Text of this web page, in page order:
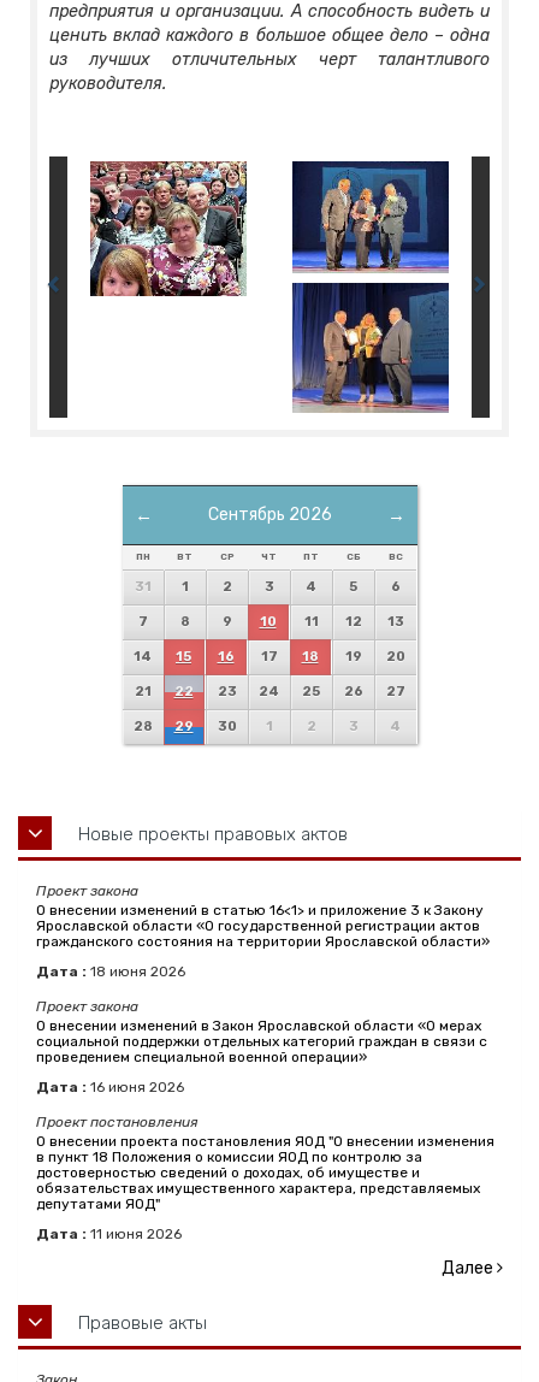
предприятия и организации. А способность видеть и
ценить вклад каждого в большое общее дело – одна
из лучших отличительных черт талантливого
руководителя.
← →
Сентябрь 2026
ПН ВТ СР ЧТ ПТ СБ ВС
31 1 2 3 4 5 6
7 8 9 10 11 12 13
14 15 16 17 18 19 20
21 22 23 24 25 26 27
28 29 30 1 2 3 4
Новые проекты правовых актов
Проект закона
О внесении изменений в статью 16<1> и приложение 3 к Закону
Ярославской области «О государственной регистрации актов
гражданского состояния на территории Ярославской области»
Дата : 18 июня 2026
Проект закона
О внесении изменений в Закон Ярославской области «О мерах
социальной поддержки отдельных категорий граждан в связи с
проведением специальной военной операции»
Дата : 16 июня 2026
Проект постановления
О внесении проекта постановления ЯОД "О внесении изменения
в пункт 18 Положения о комиссии ЯОД по контролю за
достоверностью сведений о доходах, об имуществе и
обязательствах имущественного характера, представляемых
депутатами ЯОД"
Дата : 11 июня 2026
Далее
Правовые акты